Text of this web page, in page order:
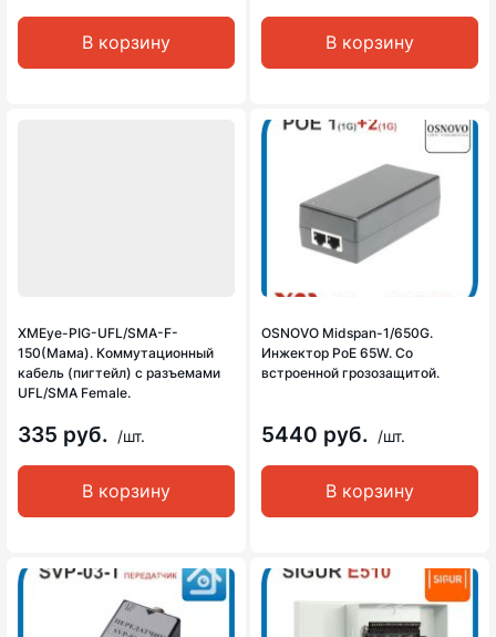
В корзину В корзину
XMEye-PIG-UFL/SMA-F-
150(Мама). Коммутационный
кабель (пигтейл) с разъемами
UFL/SMA Female.
335 руб. /шт.
В корзину
OSNOVO Midspan-1/650G.
Инжектор PoE 65W. Cо
встроенной грозозащитой.
5440 руб. /шт.
В корзину